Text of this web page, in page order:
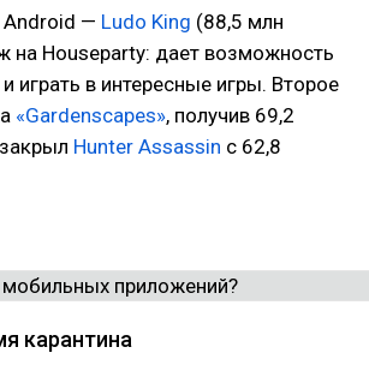
Android — Ludo King (88,5 млн
на Houseparty: дает возможность
играть в интересные игры. Второе
«Gardenscapes», получив 69,2
Hunter Assassin с 62,8
карантина